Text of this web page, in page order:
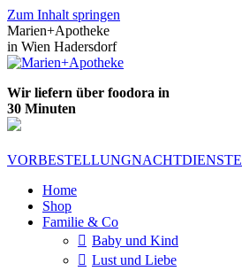
Zum Inhalt springen
Marien+Apotheke
in Wien Hadersdorf
Wir liefern über foodora in
30 Minuten
VORBESTELLUNGNACHTDIENSTE
Home
Shop
Familie & Co
Baby und Kind
Lust und Liebe